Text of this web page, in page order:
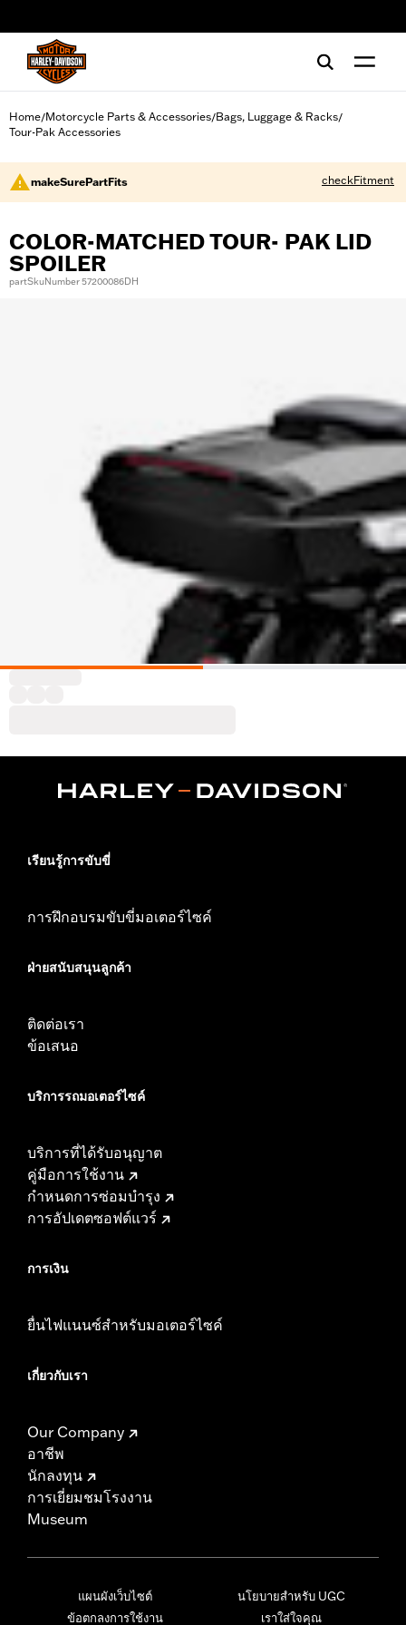
Home/Motorcycle Parts & Accessories/Bags, Luggage & Racks/
Tour-Pak Accessories
makeSurePartFits checkFitment
COLOR-MATCHED TOUR- PAK LID
SPOILER
partSkuNumber 57200086DH
เรียนรู้การขับขี่
การฝึกอบรมขับขี่มอเตอร์ไซค์
ฝ่ายสนับสนุนลูกค้า
ติดต่อเรา
ข้อเสนอ
บริการรถมอเตอร์ไซค์​
บริการที่ได้รับอนุญาต
คู่มือการใช้งาน
กำหนดการซ่อมบำรุง
การอัปเดตซอฟต์แวร์
การเงิน
ยื่นไฟแนนซ์สำหรับมอเตอร์ไซค์
เกี่ยวกับเรา
Our Company
อาชีพ
นักลงทุน
การเยี่ยมชมโรงงาน
Museum
แผนผังเว็บไซต์
ข้อตกลงการใช้งาน
นโยบายสำหรับ UGC
เราใส่ใจคุณ